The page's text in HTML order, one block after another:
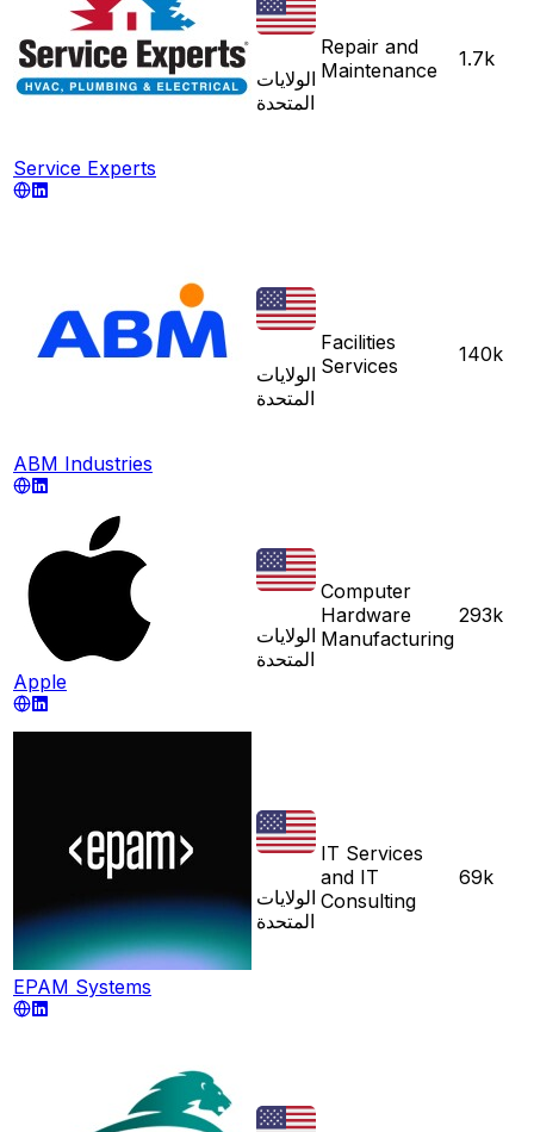
Service Experts
الولايات
المتحدة
Repair and
Maintenance
1.7k
ABM Industries
الولايات
المتحدة
Facilities
Services
140k
Apple
الولايات
المتحدة
Computer
Hardware
Manufacturing
293k
EPAM Systems
الولايات
المتحدة
IT Services
and IT
Consulting
69k